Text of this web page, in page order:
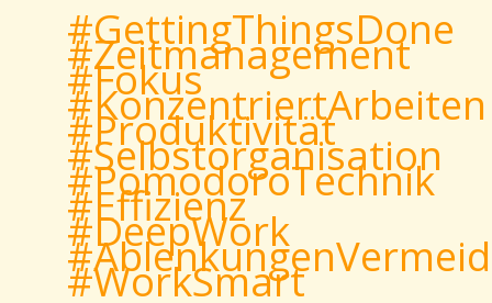
#GettingThingsDone
#Zeitmanagement
#Fokus
#KonzentriertArbeiten
#Produktivität
#Selbstorganisation
#PomodoroTechnik
#Effizienz
#DeepWork
#WorkSmart